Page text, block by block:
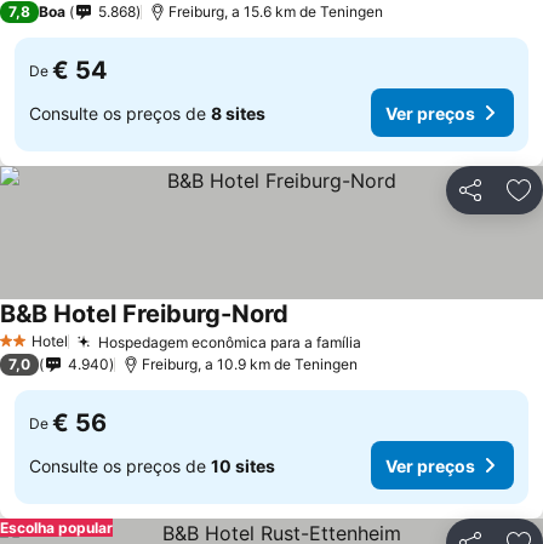
7,8 Boa 5.868 Freiburg, a 15.6 km de Teningen
De € 54
Consulte os preços de 8 sites Ver preços
Partilhar
2 Estrelas
Hotel Hospedagem econômica para a família
B&B Hotel Freiburg-Nord
7,0 4.940 Freiburg, a 10.9 km de Teningen
De € 56
Consulte os preços de 10 sites Ver preços
Escolha popular